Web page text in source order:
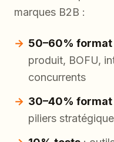
marques B2B :
50–60%
produit, BOFU,
concurrents
30–40% format
piliers